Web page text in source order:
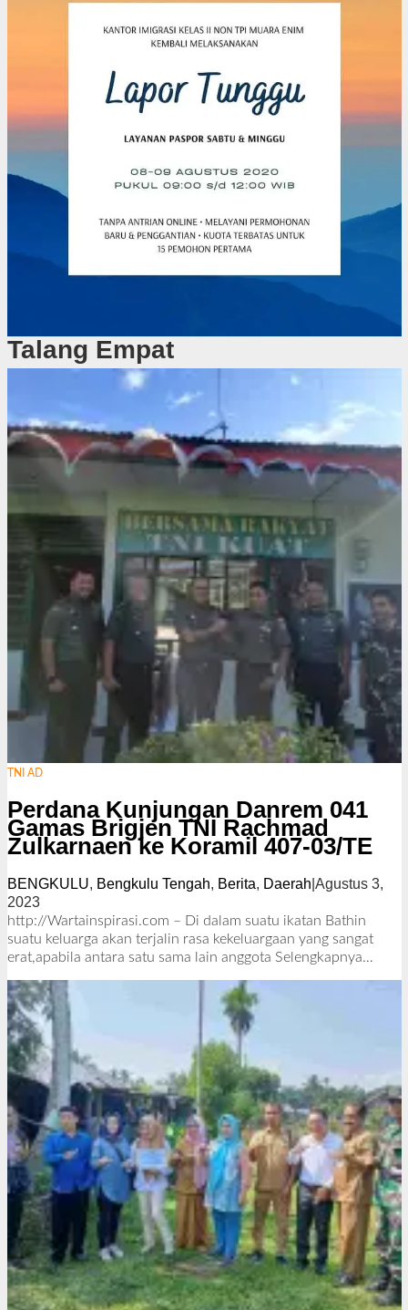
Talang Empat
TNI AD
Perdana Kunjungan Danrem 041
Gamas Brigjen TNI Rachmad
Zulkarnaen ke Koramil 407-03/TE
BENGKULU, Bengkulu Tengah, Berita, Daerah Agustus 3,
2023o
l
e
h
e
d
a
k
s
i
http://Wartainspirasi.com – Di dalam suatu ikatan Bathin
suatu keluarga akan terjalin rasa kekeluargaan yang sangat
erat,apabila antara satu sama lain anggota Selengkapnya…